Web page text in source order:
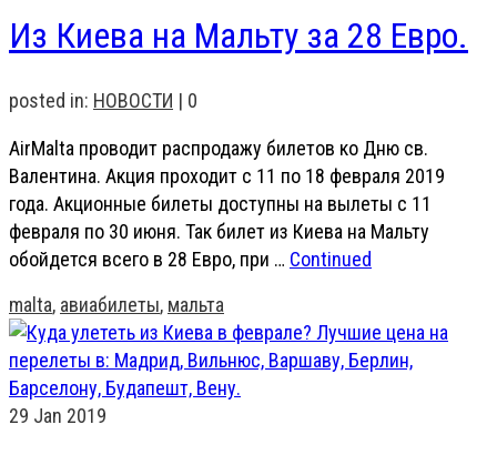
Из Киева на Мальту за 28 Евро.
posted in: НОВОСТИ | 0
AirMalta проводит распродажу билетов ко Дню св.
Валентина. Акция проходит с 11 по 18 февраля 2019
года. Акционные билеты доступны на вылеты с 11
февраля по 30 июня. Так билет из Киева на Мальту
обойдется всего в 28 Евро, при … Continued
malta, авиабилеты, мальта
29 Jan 2019